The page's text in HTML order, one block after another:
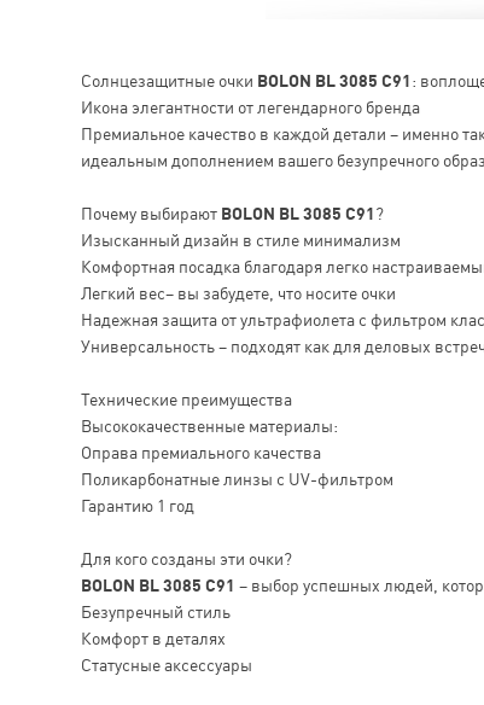
Солнцезащитные очки BOLON BL 3085 C91:
Икона элегантности от легендарного бренда
Премиальное качество в каждой детали – именно
идеальным дополнением вашего безупречного
Почему выбирают BOLON BL 3085 C91?
Изысканный дизайн в стиле минимализм
Комфортная посадка благодаря легко
Легкий вес– вы забудете, что носите очки
Надежная защита от ультрафиолета с фильтром
Универсальность – подходят как для деловых
Технические преимущества
Высококачественные материалы:
Оправа премиального качества
Поликарбонатные линзы с UV-фильтром
Гарантию 1 год
Для кого созданы эти очки?
BOLON BL 3085 C91 – выбор успешных людей,
Безупречный стиль
Комфорт в деталях
Статусные аксессуары